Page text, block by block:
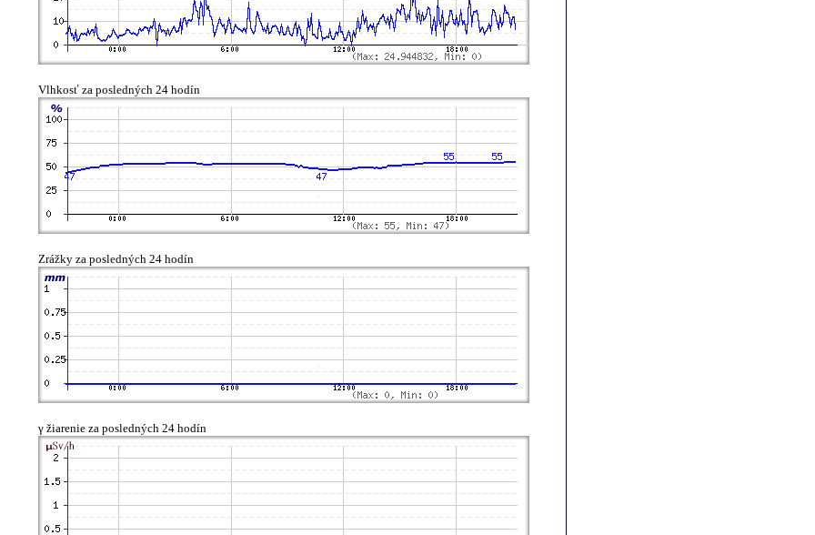
Vlhkosť za posledných 24 hodín
Zrážky za posledných 24 hodín
γ žiarenie za posledných 24 hodín